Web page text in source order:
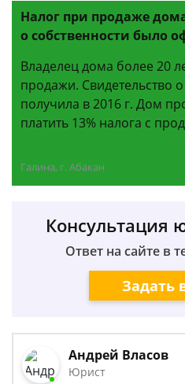
Налог при продаже
о собственности было
Владелец дома более 20
продажи. Свидетельство
получила в 2016 г. Дом
платить 13% налога с
Галина, г. Абакан
Консультация
Ответ на сайте в
Задать
Андрей Власов
Юрист